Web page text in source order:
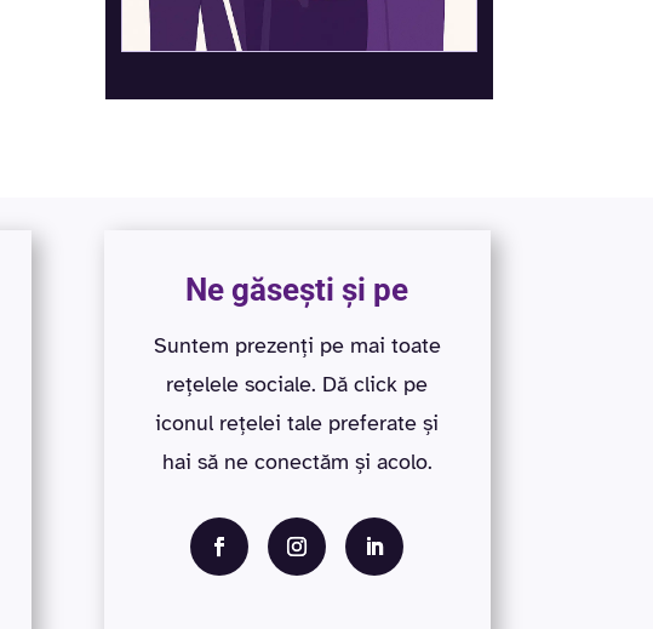
Ne găsești și pe
Suntem prezenți pe mai toate
rețelele sociale. Dă click pe
iconul rețelei tale preferate și
hai să ne conectăm și acolo.